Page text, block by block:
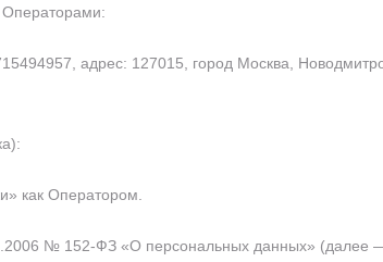
адрес: 127015, город Москва,
как Оператором.
№ 152-ФЗ «О персональных данных»